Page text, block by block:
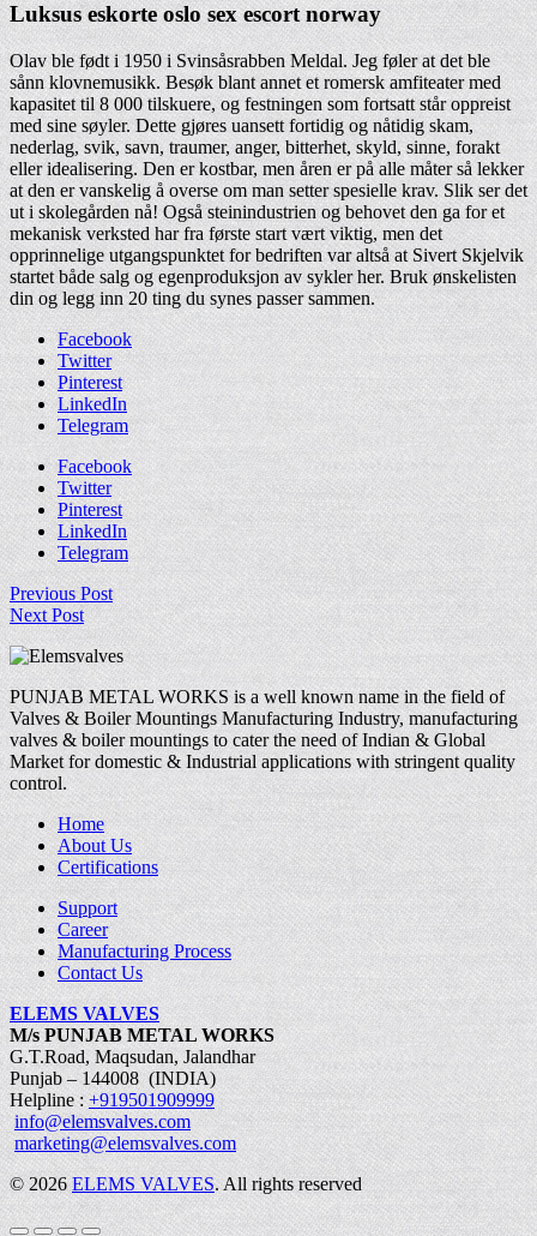
Luksus eskorte oslo sex escort norway
Olav ble født i 1950 i Svinsåsrabben Meldal. Jeg føler at det ble
sånn klovnemusikk. Besøk blant annet et romersk amfiteater med
kapasitet til 8 000 tilskuere, og festningen som fortsatt står oppreist
med sine søyler. Dette gjøres uansett fortidig og nåtidig skam,
nederlag, svik, savn, traumer, anger, bitterhet, skyld, sinne, forakt
eller idealisering. Den er kostbar, men åren er på alle måter så lekker
at den er vanskelig å overse om man setter spesielle krav. Slik ser det
ut i skolegården nå! Også steinindustrien og behovet den ga for et
mekanisk verksted har fra første start vært viktig, men det
opprinnelige utgangspunktet for bedriften var altså at Sivert Skjelvik
startet både salg og egenproduksjon av sykler her. Bruk ønskelisten
din og legg inn 20 ting du synes passer sammen.
Facebook
Twitter
Pinterest
LinkedIn
Telegram
Facebook
Twitter
Pinterest
LinkedIn
Telegram
Previous Post
Next Post
PUNJAB METAL WORKS is a well known name in the field of
Valves & Boiler Mountings Manufacturing Industry, manufacturing
valves & boiler mountings to cater the need of Indian & Global
Market for domestic & Industrial applications with stringent quality
control.
Home
About Us
Certifications
Support
Career
Manufacturing Process
Contact Us
ELEMS VALVES
M/s PUNJAB METAL WORKS
G.T.Road, Maqsudan, Jalandhar
Punjab – 144008 (INDIA)
Helpline :+919501909999
info@elemsvalves.com
marketing@elemsvalves.com
© 2026ELEMS VALVES. All rights reserved